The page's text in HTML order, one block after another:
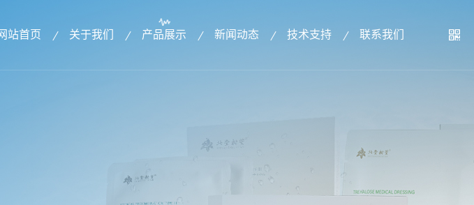
站首页 关于我们 产品展示 新闻动态 技术支持 联系我们